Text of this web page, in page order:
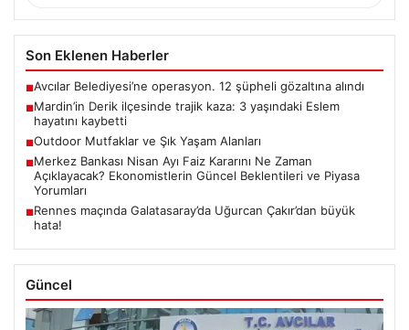
Son Eklenen Haberler
■Avcılar Belediyesi’ne operasyon. 12 şüpheli gözaltına alındı
■Mardin’in Derik ilçesinde trajik kaza: 3 yaşındaki Eslem
hayatını kaybetti
■Outdoor Mutfaklar ve Şık Yaşam Alanları
■Merkez Bankası Nisan Ayı Faiz Kararını Ne Zaman
Açıklayacak? Ekonomistlerin Güncel Beklentileri ve Piyasa
Yorumları
■Rennes maçında Galatasaray’da Uğurcan Çakır’dan büyük
hata!
Güncel